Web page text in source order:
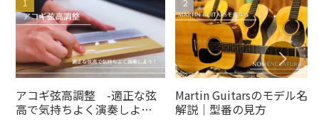
アコギ弦高調整 -適正な弦
高で気持ちよく演奏しよ
Martin Guitarsのモデル名の
解説｜型番の見方